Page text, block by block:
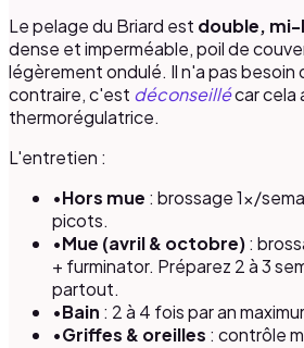
Le pelage du Briard est double,
dense et imperméable, poil de
légèrement ondulé. Il n'a pas
contraire, c'est déconseillécar cela
thermorégulatrice.
L'entretien :
•Hors mue : brossage 1×/
picots.
•Mue (avril & octobre):
+ furminator. Préparez 2 à 3
partout.
•Bain : 2 à 4 fois par an
•Griffes & oreilles : contrôle